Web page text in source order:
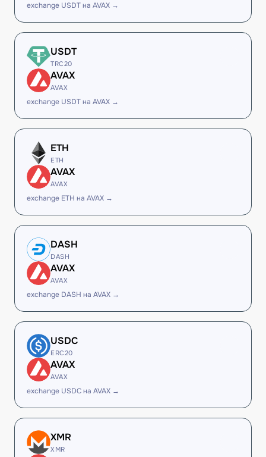
exchange USDT на AVAX →
USDT
TRC20
AVAX
AVAX
exchange USDT на AVAX →
ETH
ETH
AVAX
AVAX
exchange ETH на AVAX →
DASH
DASH
AVAX
AVAX
exchange DASH на AVAX →
USDC
ERC20
AVAX
AVAX
exchange USDC на AVAX →
XMR
XMR